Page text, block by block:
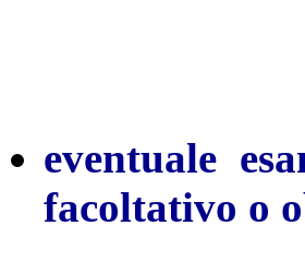
eventuale
facoltativo o